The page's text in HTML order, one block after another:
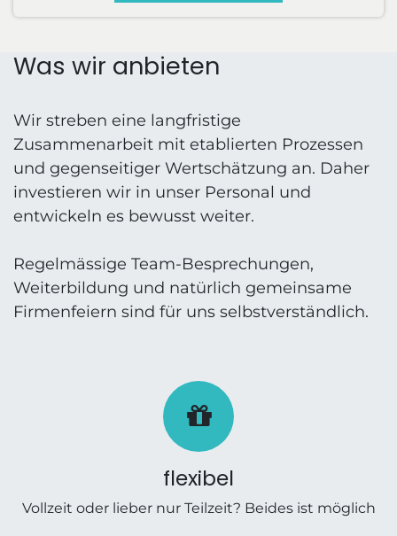
Was wir anbieten
Wir streben eine langfristige
Zusammenarbeit mit etablierten Prozessen
und gegenseitiger Wertschätzung an. Daher
investieren wir in unser Personal und
entwickeln es bewusst weiter.
Regelmässige Team-Besprechungen,
Weiterbildung und natürlich gemeinsame
Firmenfeiern sind für uns selbstverständlich.
flexibel
Vollzeit oder lieber nur Teilzeit? Beides ist möglich